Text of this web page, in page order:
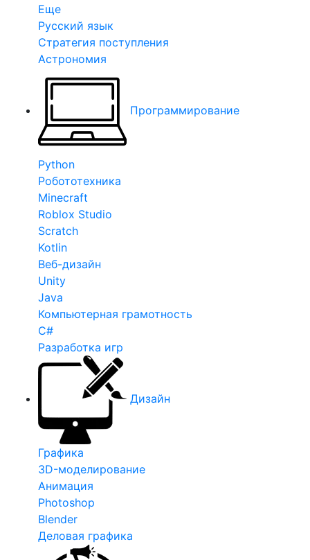
Еще
Русский язык
Стратегия поступления
Астрономия
Программирование
Python
Робототехника
Minecraft
Roblox Studio
Scratch
Kotlin
Веб-дизайн
Unity
Java
Компьютерная грамотность
C#
Разработка игр
Дизайн
Графика
3D-моделирование
Анимация
Photoshop
Blender
Деловая графика